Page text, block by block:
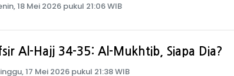
18 Mei 2026 pukul 21:06 WIB
Al-Hajj 34-35: Al-Mukhtib, Siapa Dia?
17 Mei 2026 pukul 21:38 WIB